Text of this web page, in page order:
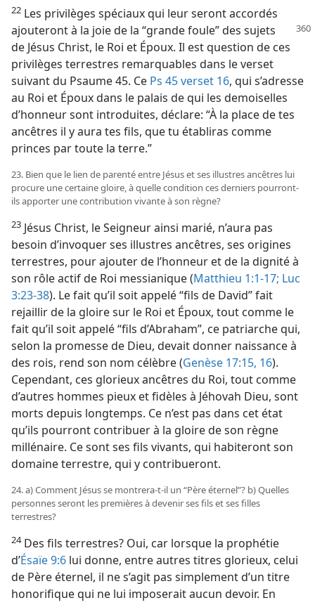
22 Les privilèges spéciaux qui leur seront accordés
ajouterontà la joie de la “grande foule” des sujets
de Jésus Christ, le Roi et Époux. Il est question de ces
privilèges terrestres remarquables dans le verset
suivant du Psaume 45. Ce Ps 45 verset 16, qui s’adresse
au Roi et Époux dans le palais de qui les demoiselles
d’honneur sont introduites, déclare: “À la place de tes
ancêtres il y aura tes fils, que tu établiras comme
princes par toute la terre.”
23. Bien que le lien de parenté entre Jésus et ses illustres ancêtres lui
procure une certaine gloire, à quelle condition ces derniers pourront-​
ils apporter une contribution vivante à son règne?
23 Jésus Christ, le Seigneur ainsi marié, n’aura pas
besoin d’invoquer ses illustres ancêtres, ses origines
terrestres, pour ajouter de l’honneur et de la dignité à
son rôle actif de Roi messianique (Matthieu 1:1-17; Luc
3:23-38). Le fait qu’il soit appelé “fils de David” fait
rejaillir de la gloire sur le Roi et Époux, tout comme le
fait qu’il soit appelé “fils d’Abraham”, ce patriarche qui,
selon la promesse de Dieu, devait donner naissance à
des rois, rend son nom célèbre (Genèse 17:15, 16).
Cependant, ces glorieux ancêtres du Roi, tout comme
d’autres hommes pieux et fidèles à Jéhovah Dieu, sont
morts depuis longtemps. Ce n’est pas dans cet état
qu’ils pourront contribuer à la gloire de son règne
millénaire. Ce sont ses fils vivants, qui habiteront son
domaine terrestre, qui y contribueront.
24. a) Comment Jésus se montrera-​t-​il un “Père éternel”? b) Quelles
personnes seront les premières à devenir ses fils et ses filles
terrestres?
24Des fils terrestres? Oui, car lorsque la prophétie
d’Ésaïe 9:6 lui donne, entre autres titres glorieux, celui
de Père éternel, il ne s’agit pas simplement d’un titre
honorifique qui ne lui imposerait aucun devoir. En